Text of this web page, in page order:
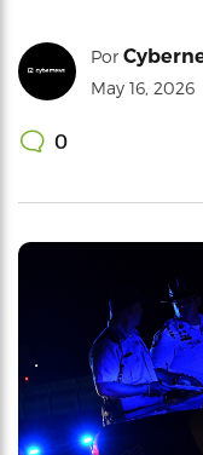
Por
May 16, 2026
0